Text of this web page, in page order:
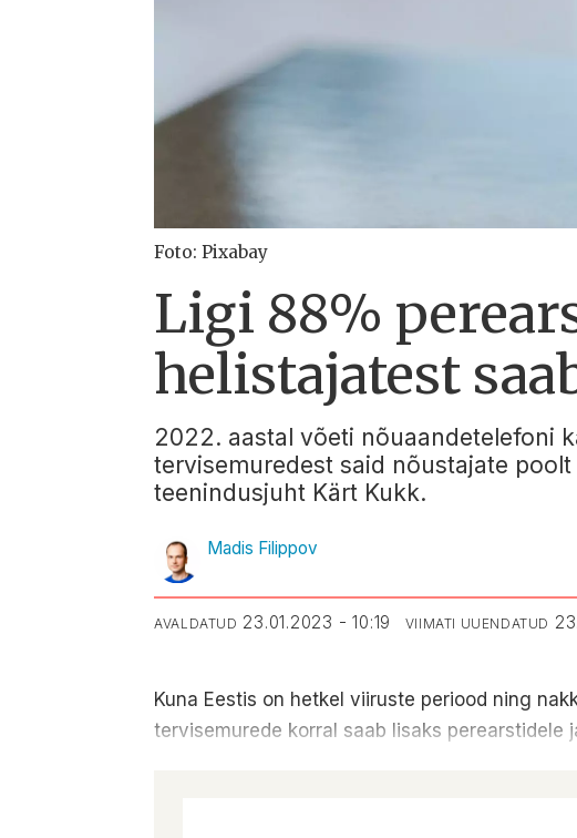
Foto: Pixabay
Ligi 88%
helistajatest
2022. aastal võeti nõuaandetelefoni
tervisemuredest said nõustajate
teenindusjuht Kärt Kukk.
Madis Filippov
AVALDATUD 23.01.2023 - 10:19 VIIMATI UUENDATUD
Kuna Eestis on hetkel viiruste periood ning
tervisemurede korral saab lisaks perearstidele